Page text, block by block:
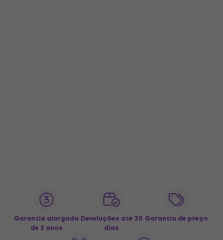
Garantia alargada
de 3 anos
Devoluções até 30
dias
Garantia de preço